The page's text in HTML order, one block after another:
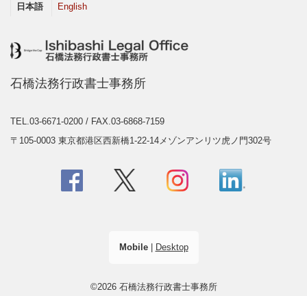
日本語 English
石橋法務行政書士事務所
TEL.03-6671-0200 / FAX.03-6868-7159
〒105-0003 東京都港区西新橋1-22-14メゾンアンリツ虎ノ門302号
Mobile| Desktop
©2026 石橋法務行政書士事務所